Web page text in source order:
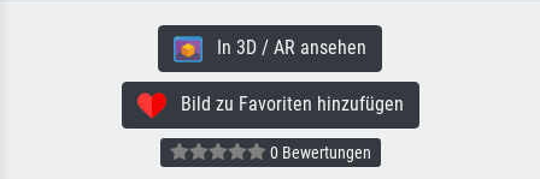
In 3D / AR ansehen
Bild zu Favoriten hinzufügen
0 Bewertungen